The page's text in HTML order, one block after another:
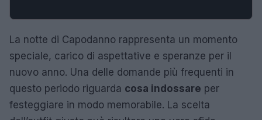
La notte di Capodanno rappresenta un momento
speciale, carico di aspettative e speranze per il
nuovo anno. Una delle domande più frequenti in
questo periodo riguarda cosa indossare per
festeggiare in modo memorabile. La scelta